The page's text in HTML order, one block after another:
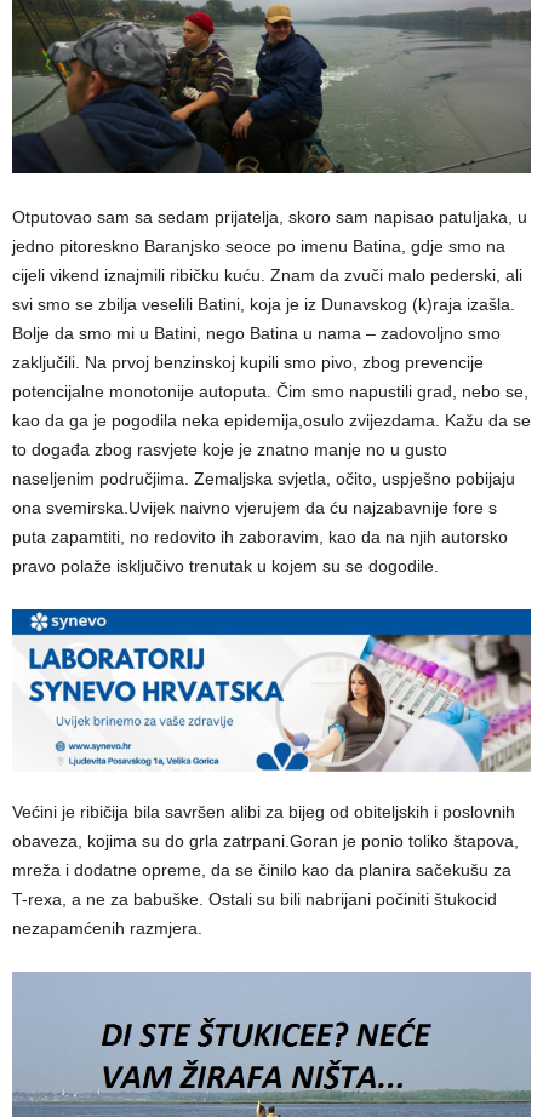
Otputovao sam sa sedam prijatelja, skoro sam napisao patuljaka, u
jedno pitoreskno Baranjsko seoce po imenu Batina, gdje smo na
cijeli vikend iznajmili ribičku kuću. Znam da zvuči malo pederski, ali
svi smo se zbilja veselili Batini, koja je iz Dunavskog (k)raja izašla.
Bolje da smo mi u Batini, nego Batina u nama – zadovoljno smo
zaključili. Na prvoj benzinskoj kupili smo pivo, zbog prevencije
potencijalne monotonije autoputa. Čim smo napustili grad, nebo se,
kao da ga je pogodila neka epidemija,osulo zvijezdama. Kažu da se
to događa zbog rasvjete koje je znatno manje no u gusto
naseljenim područjima. Zemaljska svjetla, očito, uspješno pobijaju
ona svemirska.Uvijek naivno vjerujem da ću najzabavnije fore s
puta zapamtiti, no redovito ih zaboravim, kao da na njih autorsko
pravo polaže isključivo trenutak u kojem su se dogodile.
Većini je ribičija bila savršen alibi za bijeg od obiteljskih i poslovnih
obaveza, kojima su do grla zatrpani.Goran je ponio toliko štapova,
mreža i dodatne opreme, da se činilo kao da planira sačekušu za
T-rexa, a ne za babuške. Ostali su bili nabrijani počiniti štukocid
nezapamćenih razmjera.